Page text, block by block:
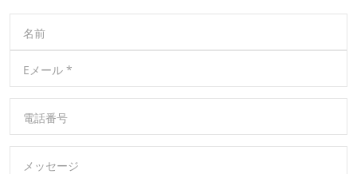
名前
Eメール *
電話番号
メッセージ